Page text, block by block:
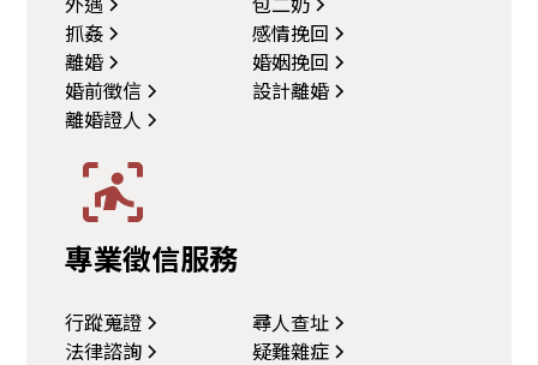
外遇
包二奶
抓姦
感情挽回
離婚
婚姻挽回
婚前徵信
設計離婚
離婚證人
專業徵信服務
行蹤蒐證
尋人查址
法律諮詢
疑難雜症